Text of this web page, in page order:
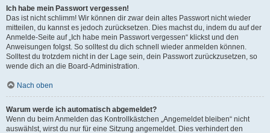
Ich habe mein Passwort vergessen!
Das ist nicht schlimm! Wir können dir zwar dein altes Passwort nicht wieder
mitteilen, du kannst es jedoch zurücksetzen. Dies machst du, indem du auf der
Anmelde-Seite auf „Ich habe mein Passwort vergessen“ klickst und den
Anweisungen folgst. So solltest du dich schnell wieder anmelden können.
Solltest du trotzdem nicht in der Lage sein, dein Passwort zurückzusetzen, so
wende dich an die Board-Administration.
Nach oben
Warum werde ich automatisch abgemeldet?
Wenn du beim Anmelden das Kontrollkästchen „Angemeldet bleiben“ nicht
auswählst, wirst du nur für eine Sitzung angemeldet. Dies verhindert den